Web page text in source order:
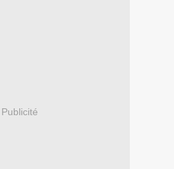
Publicité